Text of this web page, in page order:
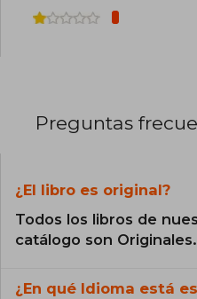
Preguntas
¿El libro es original?
Todos los libros de
catálogo son Originales.
¿En qué Idioma está